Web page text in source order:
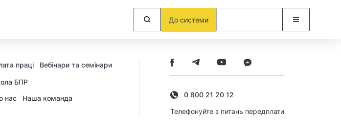
До системи
праці Вебінари та семінари
БПР
нас Наша команда
0 800 21 20 12
Телефонуйте з питань передплати